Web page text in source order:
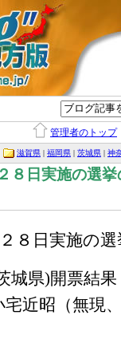
管理者のトップ
滋賀県 | 福岡県 | 茨城県 | 神
８日実施の選挙
８日実施の
城県)開票結
近昭（無現